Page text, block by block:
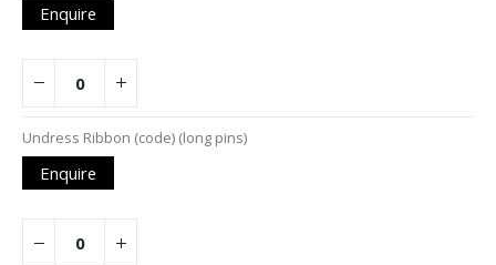
Enquire
Undress Ribbon (code) (long pins)
Enquire